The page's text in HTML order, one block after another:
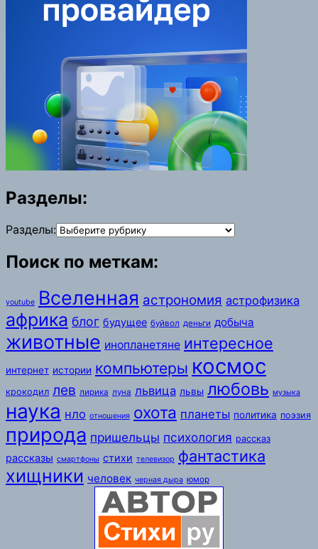
Разделы:
Разделы:
Поиск по меткам:
youtube Вселенная астрономия астрофизика
африка блог будущее буйвол деньги добыча
животные инопланетяне интересное
интернет истории компьютеры космос
крокодил лев лирика луна львица львы любовь музыка
наука нло отношения охота планеты политика поэзия
природа пришельцы психология рассказ
рассказы смартфоны стихи телевизор фантастика
хищники человек черная дыра юмор